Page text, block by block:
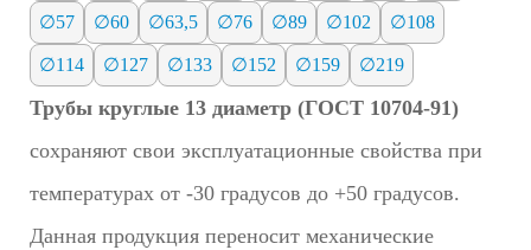
∅57 ∅60 ∅63,5 ∅76 ∅89 ∅102 ∅108
∅114 ∅127 ∅133 ∅152 ∅159 ∅219
Трубы круглые 13 диаметр (ГОСТ 10704-91)
сохраняют свои эксплуатационные свойства при
температурах от -30 градусов до +50 градусов.
Данная продукция переносит механические